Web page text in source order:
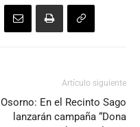
Artículo siguiente
Osorno: En el Recinto Sago
lanzarán campaña “Dona